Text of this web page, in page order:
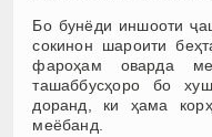
Бо бунёди иншооти
сокинон шароити
фароҳам оварда
ташаббусҳоро бо
доранд, ки ҳама
меёбанд.